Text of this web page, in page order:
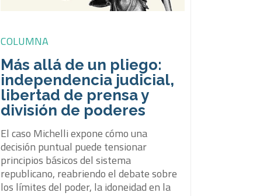
COLUMNA
Más allá de un pliego:
independencia judicial,
libertad de prensa y
división de poderes
El caso Michelli expone cómo una
decisión puntual puede tensionar
principios básicos del sistema
republicano, reabriendo el debate sobre
los límites del poder, la idoneidad en la